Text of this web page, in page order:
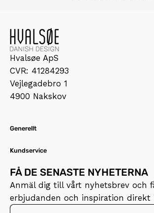
Hvalsøe ApS
CVR: 41284293
Vejlegadebro 1
4900 Nakskov
Generellt
Kundservice
FÅ DE SENASTE NYHETERNA
Anmäl dig till vårt nyhetsbrev och
erbjudanden och inspiration direkt